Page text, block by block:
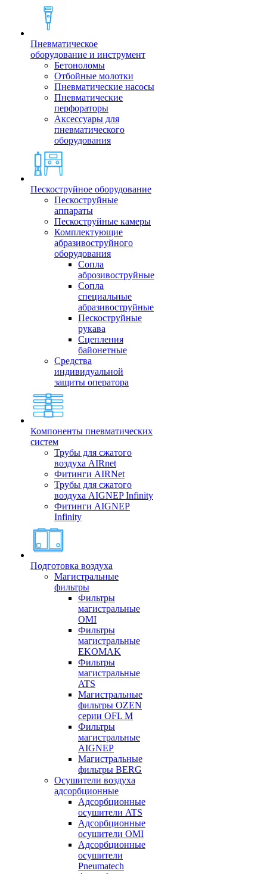
Пневматическое
оборудование и инструмент
Бетоноломы
Отбойные молотки
Пневматические насосы
Пневматические
перфораторы
Аксессуары для
пневматического
оборудования
Пескоструйное оборудование
Пескоструйные
аппараты
Пескоструйные камеры
Комплектующие
абразивоструйного
оборудования
Сопла
аброзивоструйные
Сопла
специальные
абразивоструйные
Пескоструйные
рукава
Сцепления
байонетные
Средства
индивидуальной
защиты оператора
Компоненты пневматических
систем
Трубы для сжатого
воздуха AIRnet
Фитинги AIRNet
Трубы для сжатого
воздуха AIGNEP Infinity
Фитинги AIGNEP
Infinity
Подготовка воздуха
Магистральные
фильтры
Фильтры
магистральные
OMI
Фильтры
магистральные
EKOMAK
Фильтры
магистральные
ATS
Магистральные
фильтры OZEN
серии OFL M
Фильтры
магистральные
AIGNEP
Магистральные
фильтры BERG
Осушители воздуха
адсорбционные
Адсорбционные
осушители ATS
Адсорбционные
осушители OMI
Адсорбционные
осушители
Pneumatech